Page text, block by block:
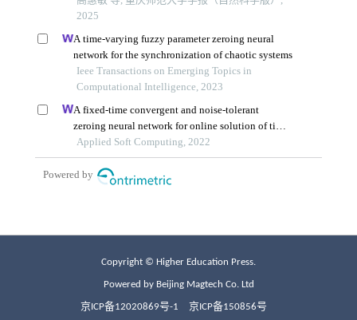
Copyright © Higher Education Press.
Powered by Beijing Magtech Co. Ltd
京ICP备12020869号-1 京ICP备150856号